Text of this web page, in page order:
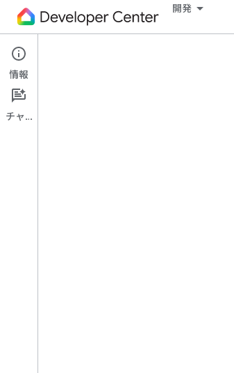
開発
Matter
使ってみる
情報
チャット